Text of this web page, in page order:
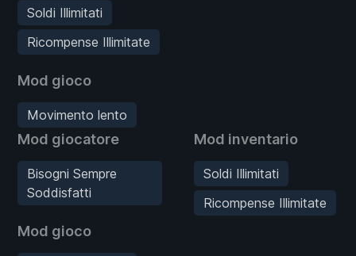
Soldi Illimitati
Ricompense Illimitate
Mod gioco
Movimento lento
Mod giocatore
Bisogni Sempre
Soddisfatti
Mod gioco
Mod inventario
Soldi Illimitati
Ricompense Illimitate